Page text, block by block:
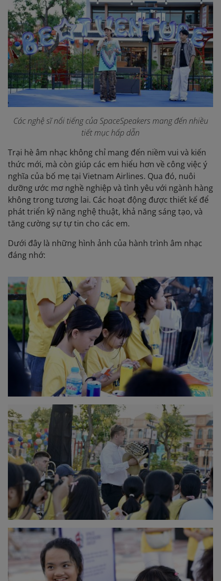
Các nghệ sĩ nổi tiếng của SpaceSpeakers mang đến nhiều
tiết mục hấp dẫn
Trại hè âm nhạc không chỉ mang đến niềm vui và kiến
thức mới, mà còn giúp các em hiểu hơn về công việc ý
nghĩa của bố mẹ tại Vietnam Airlines. Qua đó, nuôi
dưỡng ước mơ nghề nghiệp và tình yêu với ngành hàng
không trong tương lai. Các hoạt động được thiết kế để
phát triển kỹ năng nghệ thuật, khả năng sáng tạo, và
tăng cường sự tự tin cho các em.
Dưới đây là những hình ảnh của hành trình âm nhạc
đáng nhớ: